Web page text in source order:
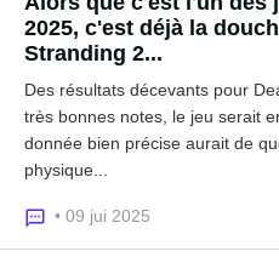
2025, c'est déjà la
Stranding 2...
Des résultats décevants pour
très bonnes notes, le jeu serait
donnée bien précise aurait de
physique...
• 09 jui 2025